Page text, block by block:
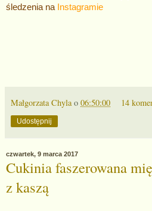
śledzenia na Instagramie
Małgorzata Chyla o 06:50:00 14
Udostępnij
czwartek, 9 marca 2017
Cukinia faszerowana
z kaszą